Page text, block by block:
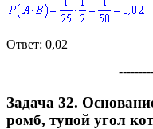
Ответ: 0,02
Задача 32.
ромб, тупой угол